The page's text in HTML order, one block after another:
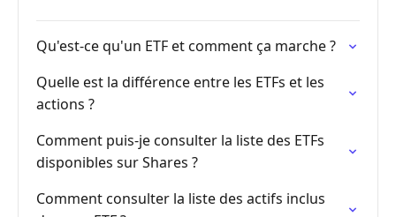
Qu'est-ce qu'un ETF et comment ça marche ?
Quelle est la différence entre les ETFs et les
actions ?
Comment puis-je consulter la liste des ETFs
disponibles sur Shares ?
Comment consulter la liste des actifs inclus